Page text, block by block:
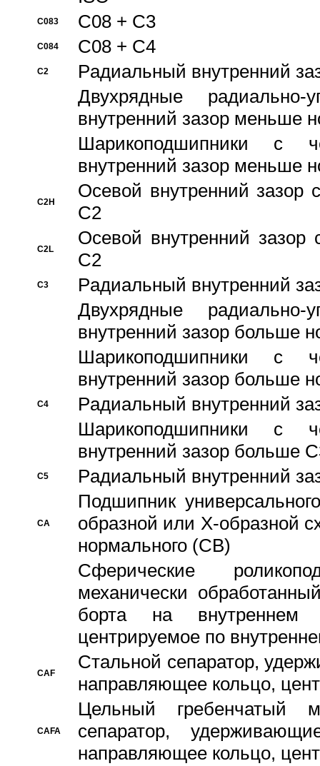
C083 C08 + C3
C084 C08 + C4
C2
Pадиальный внутренний
Двухрядные радиально-
внутренний зазор меньше
Шарикоподшипники с
внутренний зазор меньше
C2H
Осевой внутренний зазор
C2
C2L
Осевой внутренний зазор
C2
C3
Pадиальный внутренний
Двухрядные радиально-
внутренний зазор больше
Шарикоподшипники с
внутренний зазор больше
C4
Pадиальный внутренний
Шарикоподшипники с
внутренний зазор больше
C5 Pадиальный внутренний
CA
Подшипник
образной или Х-образной
нормального (CB)
Сферические
механически
борта на внутреннем
центрируемое по
CAF
Стальной сепаратор,
направляющее кольцо,
CAFA
Цельный гребенчатый
сепаратор,
направляющее кольцо,